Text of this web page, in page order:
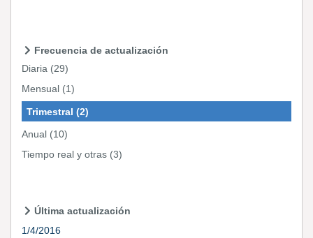
Frecuencia de actualización
Diaria (29)
Mensual (1)
Trimestral (2)
Anual (10)
Tiempo real y otras (3)
Última actualización
1/4/2016